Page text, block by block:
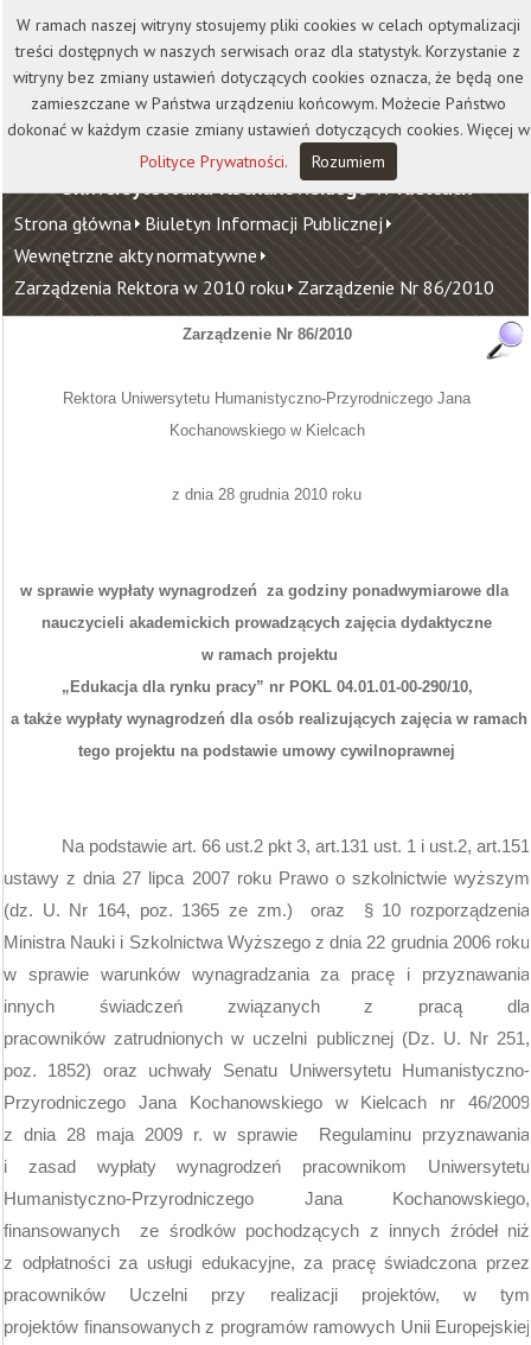
Kontakt Biblioteka
Wydawnictwo
Wirtualna Uczelnia
Uniwersytet Jana Kochanowskiego w Kielcach
Strona główna Biuletyn Informacji Publicznej
Wewnętrzne akty normatywne
Zarządzenia Rektora w 2010 roku Zarządzenie Nr 86/2010
Zarządzenie Nr 86/2010
Rektora Uniwersytetu Humanistyczno-Przyrodniczego Jana
Kochanowskiego w Kielcach
z dnia 28 grudnia 2010 roku
w sprawie wypłaty wynagrodzeń za godziny ponadwymiarowe dla
nauczycieli akademickich prowadzących zajęcia dydaktyczne
w ramach projektu
„Edukacja dla rynku pracy” nr POKL 04.01.01-00-290/10,
a także wypłaty wynagrodzeń dla osób realizujących zajęcia w ramach
tego projektu na podstawie umowy cywilnoprawnej
Na podstawie art. 66 ust.2 pkt 3, art.131 ust. 1 i ust.2, art.151
ustawy z dnia 27 lipca 2007 roku Prawo o szkolnictwie wyższym
(dz. U. Nr 164, poz. 1365 ze zm.)
oraz
§ 10 rozporządzenia
Ministra Nauki i Szkolnictwa Wyższego z dnia 22 grudnia 2006 roku
w sprawie warunków wynagradzania za pracę i przyznawania
innych świadczeń związanych z pracą dla
pracowników zatrudnionych w uczelni publicznej (Dz. U. Nr 251,
poz. 1852) oraz uchwały Senatu Uniwersytetu Humanistyczno-
Przyrodniczego Jana Kochanowskiego w Kielcach nr 46/2009
z dnia 28 maja 2009 r. w sprawie
Regulaminu przyznawania
i zasad wypłaty wynagrodzeń pracownikom Uniwersytetu
Humanistyczno-Przyrodniczego Jana Kochanowskiego,
finansowanych
ze środków pochodzących z innych źródeł niż
z odpłatności za usługi edukacyjne, za pracę świadczona przez
pracowników Uczelni przy realizacji projektów, w tym
projektów finansowanych z programów ramowych Unii Europejskiej
W ramach naszej witryny stosujemy pliki cookies w celach optymalizacji
treści dostępnych w naszych serwisach oraz dla statystyk. Korzystanie z
witryny bez zmiany ustawień dotyczących cookies oznacza, że będą one
zamieszczane w Państwa urządzeniu końcowym. Możecie Państwo
dokonać w każdym czasie zmiany ustawień dotyczących cookies. Więcej w
Polityce Prywatności. Rozumiem